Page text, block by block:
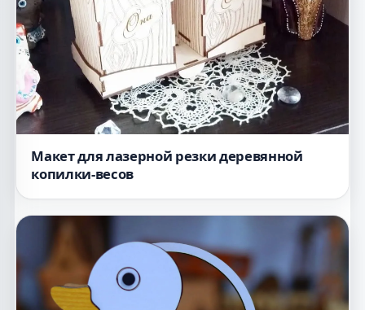
Макет для лазерной резки деревянной
копилки-весов